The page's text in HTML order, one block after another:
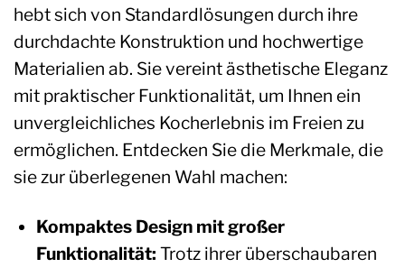
hebt sich von Standardlösungen durch ihre
durchdachte Konstruktion und hochwertige
Materialien ab. Sie vereint ästhetische Eleganz
mit praktischer Funktionalität, um Ihnen ein
unvergleichliches Kocherlebnis im Freien zu
ermöglichen. Entdecken Sie die Merkmale, die
sie zur überlegenen Wahl machen:
Kompaktes Design mit großer
Funktionalität: Trotz ihrer überschaubaren